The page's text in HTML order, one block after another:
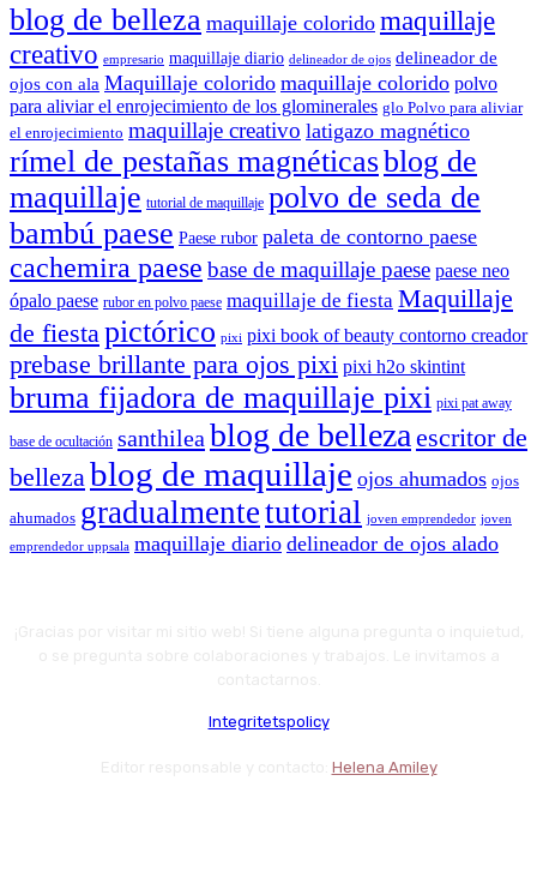
blog de belleza maquillaje colorido maquillaje
creativo empresario maquillaje diario delineador de ojos delineador de
ojos con ala Maquillaje colorido maquillaje colorido polvo
para aliviar el enrojecimiento de los glominerales glo Polvo para aliviar
el enrojecimiento maquillaje creativo latigazo magnético
rímel de pestañas magnéticasblog de
maquillaje tutorial de maquillaje polvo de seda de
bambú paese Paese rubor paleta de contorno paese
cachemira paese base de maquillaje paese paese neo
ópalo paese rubor en polvo paese maquillaje de fiesta Maquillaje
de fiestapictórico pixi pixi book of beauty contorno creador
prebase brillante para ojos pixi pixi h2o skintint
bruma fijadora de maquillaje pixi pixi pat away
base de ocultación santhilea blog de belleza escritor de
belleza blog de maquillaje ojos ahumados ojos
ahumados gradualmentetutorial joven emprendedor joven
emprendedor uppsala maquillaje diario delineador de ojos alado
Integritetspolicy
Helena Amiley